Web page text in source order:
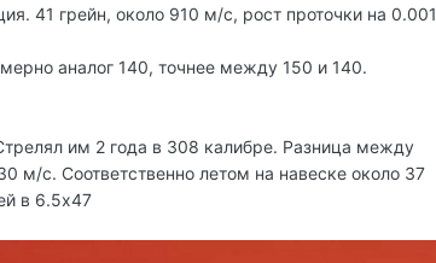
41 грейн, около 910 м/с, рост проточки на 0.001
аналог 140, точнее между 150 и 140.
им 2 года в 308 калибре. Разница между
м/с. Соответственно летом на навеске около 37
в 6.5х47